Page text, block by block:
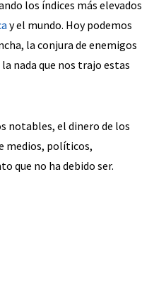
los índices más elevados
y el mundo. Hoy podemos
la conjura de enemigos
nada que nos trajo estas
notables, el dinero de los
medios, políticos,
que no ha debido ser.